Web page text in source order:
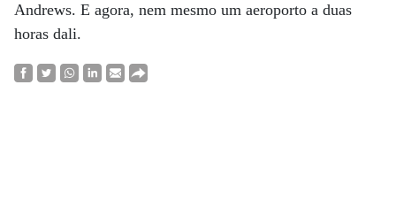
Andrews. E agora, nem mesmo um aeroporto a duas
horas dali.